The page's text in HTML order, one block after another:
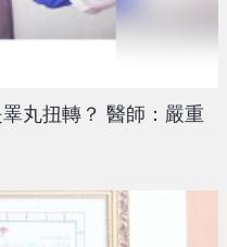
丸扭轉？ 醫師：嚴重